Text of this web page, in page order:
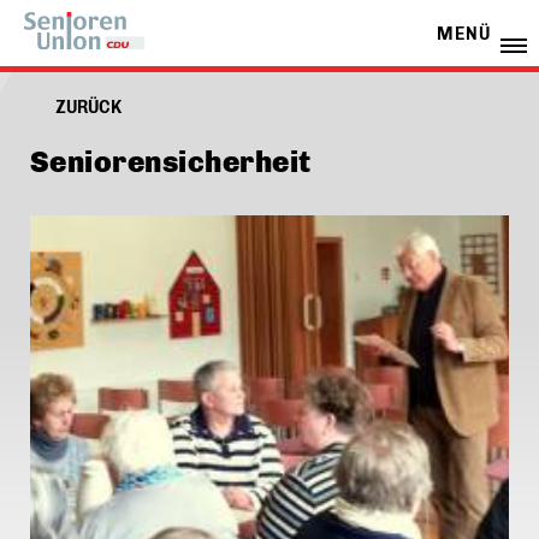
MENÜ
ZURÜCK
Seniorensicherheit